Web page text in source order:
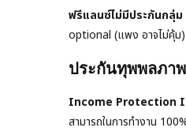
ฟรีแลนซ์ไม่มีประกันกลุ่ม
optional (แพง อาจไม่คุ้ม
ประกันทุพพลภา
Income Protection
สามารถในการทำงาน